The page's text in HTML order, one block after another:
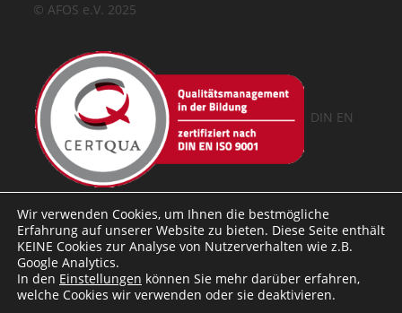
© AFOS e.V. 2025
DIN EN
Wir verwenden Cookies, um Ihnen die bestmögliche
Erfahrung auf unserer Website zu bieten. Diese Seite enthält
KEINE Cookies zur Analyse von Nutzerverhalten wie z.B.
Google Analytics.
In den Einstellungen können Sie mehr darüber erfahren,
welche Cookies wir verwenden oder sie deaktivieren.